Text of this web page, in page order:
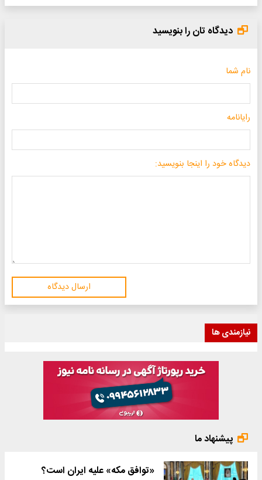
دیدگاه تان را بنویسید
نام شما
رایانامه
دیدگاه خود را اینجا بنویسید:
ارسال دیدگاه
نیازمندی ها
پیشنهاد ما
«توافق مکه» علیه ایران است؟